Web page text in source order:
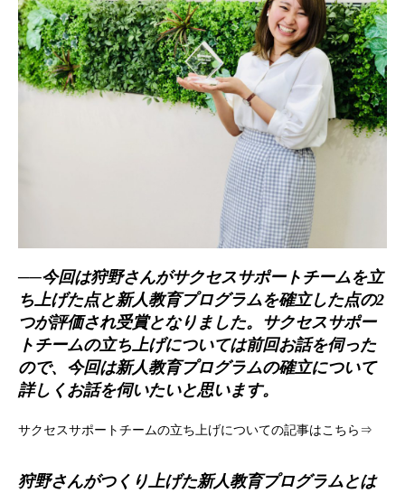
──今回は狩野さんがサクセスサポートチームを立
ち上げた点と新人教育プログラムを確立した点の2
つが評価され受賞となりました。サクセスサポー
トチームの立ち上げについては前回お話を伺った
ので、今回は新人教育プログラムの確立について
詳しくお話を伺いたいと思います。
サクセスサポートチームの立ち上げについての記事はこちら⇒
狩野さんがつくり上げた新人教育プログラムとは